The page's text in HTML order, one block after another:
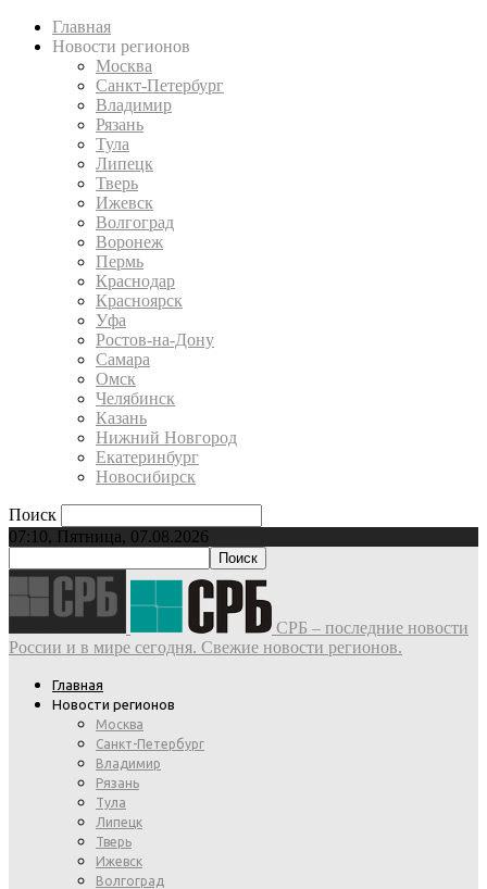
Главная
Новости регионов
Москва
Санкт-Петербург
Владимир
Рязань
Тула
Липецк
Тверь
Ижевск
Волгоград
Воронеж
Пермь
Краснодар
Красноярск
Уфа
Ростов-на-Дону
Самара
Омск
Челябинск
Казань
Нижний Новгород
Екатеринбург
Новосибирск
Поиск
07:10, Пятница, 07.08.2026
СРБ – последние новости
России и в мире сегодня. Свежие новости регионов.
Главная
Новости регионов
Москва
Санкт-Петербург
Владимир
Рязань
Тула
Липецк
Тверь
Ижевск
Волгоград